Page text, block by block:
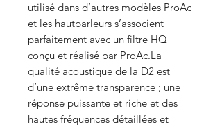
utilisé dans d’autres modèles ProAc
et les hautparleurs s’associent
parfaitement avec un filtre HQ
conçu et réalisé par ProAc.La
qualité acoustique de la D2 est
d’une extrême transparence ; une
réponse puissante et riche et des
hautes fréquences détaillées et